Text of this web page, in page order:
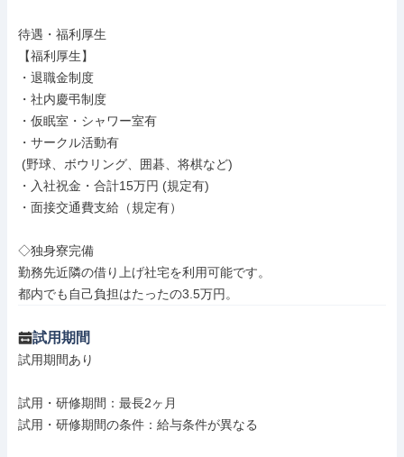
待遇・福利厚生
【福利厚生】
・退職金制度
・社内慶弔制度
・仮眠室・シャワー室有
・サークル活動有
・入社祝金・合計15万円 (規定有)
・面接交通費支給（規定有）
◇独身寮完備
勤務先近隣の借り上げ社宅を利用可能です。
都内でも自己負担はたったの3.5万円。
試用期間
試用期間あり
試用・研修期間：最長2ヶ月
試用・研修期間の条件：給与条件が異なる